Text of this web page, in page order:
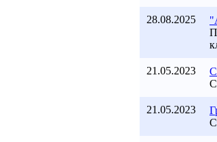
28.08.2025
21.05.2023
21.05.2023